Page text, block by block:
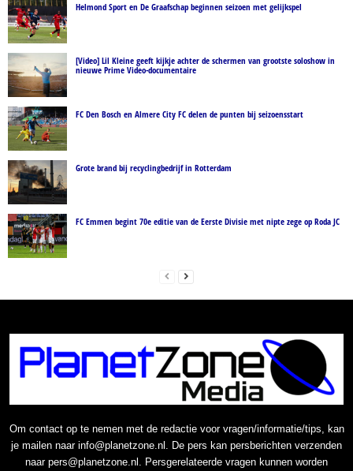
Helmond Sport en De Graafschap beginnen seizoen met gelijkspel
[Video] Lil Kleine geeft kijkje achter de schermen van grootste soloshow in
nieuwe Prime Video-documentaire
FC Den Bosch en Almere City FC delen de punten bij seizoensstart
Grote brand bij recyclingbedrijf in Rotterdam
FC Emmen begint 70e editie van de Eerste Divisie met nipte zege op Roda JC
Om contact op te nemen met de redactie voor vragen/informatie/tips, kan
je mailen naar info@planetzone.nl. De pers kan persberichten verzenden
naar pers@planetzone.nl. Persgerelateerde vragen kunnen worden